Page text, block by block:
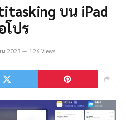
บน iPad
โปร
2023 126 Views